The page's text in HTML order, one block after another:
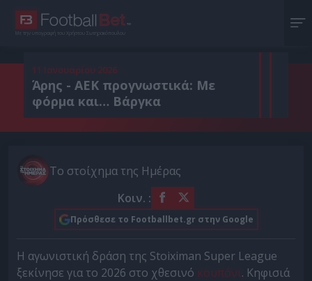
Με την υπογραφή του Χρήστου Σωτηρακόπουλου
11 Ιανουαρίου 2026
Άρης - ΑΕΚ προγνωστικά: Με
φόρμα και… Βάργκα
Το στοίχημα της Ημέρας
Κοιν. :
Πρόσθεσε το Footballbet.gr στην Google
Η αγωνιστική δράση της Stoiximan Super League
ξεκίνησε για το 2026 στο χθεσινό κουπόνι. Κηφισιά